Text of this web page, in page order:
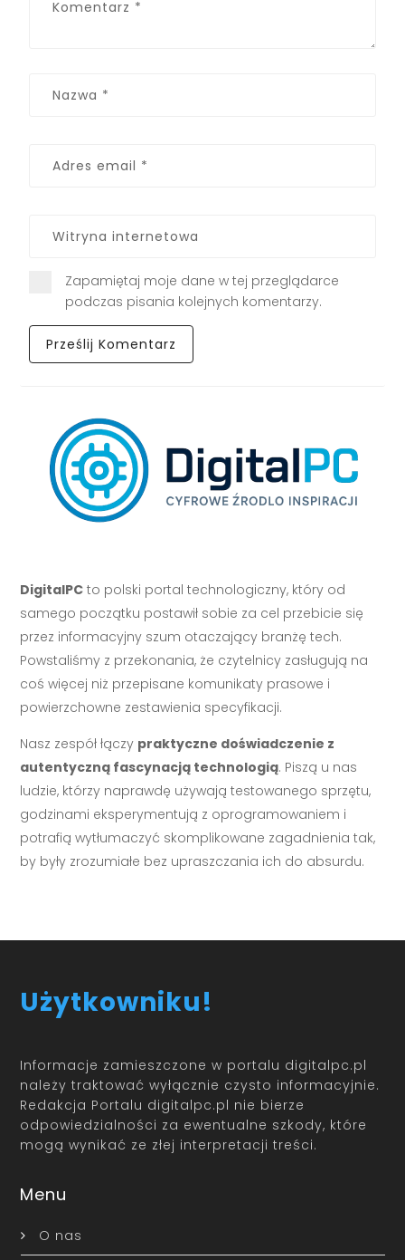
Zapamiętaj moje dane w tej przeglądarce
podczas pisania kolejnych komentarzy.
DigitalPC to polski portal technologiczny, który od
samego początku postawił sobie za cel przebicie się
przez informacyjny szum otaczający branżę tech.
Powstaliśmy z przekonania, że czytelnicy zasługują na
coś więcej niż przepisane komunikaty prasowe i
powierzchowne zestawienia specyfikacji.
Nasz zespół łączy praktyczne doświadczenie z
autentyczną fascynacją technologią. Piszą u nas
ludzie, którzy naprawdę używają testowanego sprzętu,
godzinami eksperymentują z oprogramowaniem i
potrafią wytłumaczyć skomplikowane zagadnienia tak,
by były zrozumiałe bez upraszczania ich do absurdu.
Użytkowniku!
Informacje zamieszczone w portalu digitalpc.pl
należy traktować wyłącznie czysto informacyjnie.
Redakcja Portalu digitalpc.pl nie bierze
odpowiedzialności za ewentualne szkody, które
mogą wynikać ze złej interpretacji treści.
Menu
O nas